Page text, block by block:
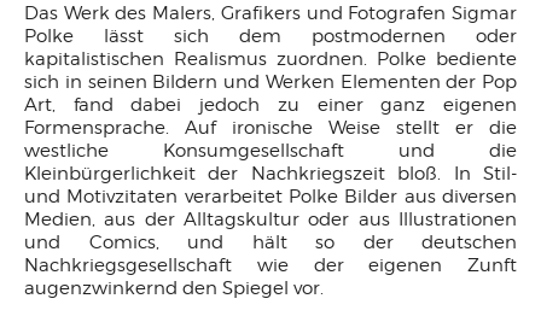
Das Werk des Malers, Grafikers und Fotografen Sigmar
Polke lässt sich dem postmodernen oder
kapitalistischen Realismus zuordnen. Polke bediente
sich in seinen Bildern und Werken Elementen der Pop
Art, fand dabei jedoch zu einer ganz eigenen
Formensprache. Auf ironische Weise stellt er die
westliche Konsumgesellschaft und die
Kleinbürgerlichkeit der Nachkriegszeit bloß. In Stil-
und Motivzitaten verarbeitet Polke Bilder aus diversen
Medien, aus der Alltagskultur oder aus Illustrationen
und Comics, und hält so der deutschen
Nachkriegsgesellschaft wie der eigenen Zunft
augenzwinkernd den Spiegel vor.